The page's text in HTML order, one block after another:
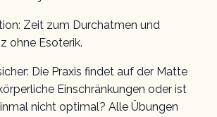
Zeit zum Durchatmen und
ohne Esoterik.
Die Praxis findet auf der Matte
Einschränkungen oder ist
nicht optimal? Alle Übungen